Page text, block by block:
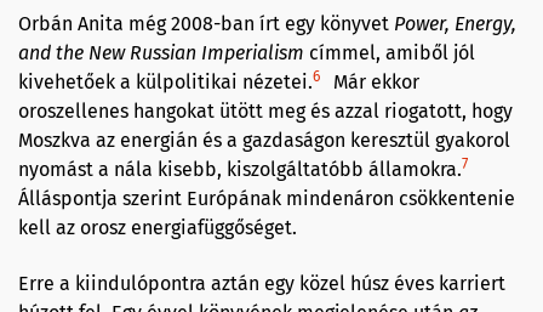
Orbán Anita még 2008-ban írt egy könyvet Power, Energy,
and the New Russian Imperialism címmel, amiből jól
kivehetőek a külpolitikai nézetei.6
Már ekkor
oroszellenes hangokat ütött meg és azzal riogatott, hogy
Moszkva az energián és a gazdaságon keresztül gyakorol
nyomást a nála kisebb, kiszolgáltatóbb államokra.7
Álláspontja szerint Európának mindenáron csökkentenie
kell az orosz energiafüggőséget.
Erre a kiindulópontra aztán egy közel húsz éves karriert